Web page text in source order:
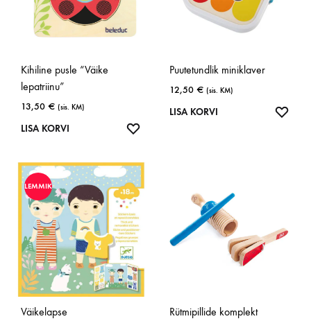
Kihiline pusle “Väike
lepatriinu”
13,50 € (sis. KM)
LISA KORVI
Puutetundlik miniklaver
12,50 € (sis. KM)
LISA KORVI
LEMMIK
Väikelapse
Rütmipillide komplekt